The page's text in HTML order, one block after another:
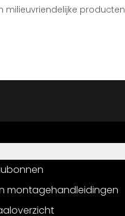
milieuvriendelijke producten
montagehandleidingen